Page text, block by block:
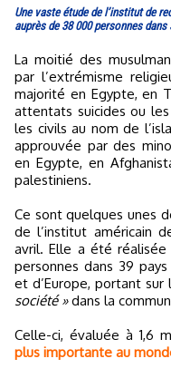
Une vaste étude de l’institut de
auprès de 38 000 personnes
La moitié des musulmans dans le monde sont préoccupés
par l’extrémisme
majorité en Egypte, en
attentats suicides ou
les civils au nom de
approuvée par des
en Egypte, en
palestiniens.
Ce sont quelques unes
de l’institut américain
avril. Elle a été
personnes dans 39
et d’Europe, portant
société »dans la
Celle-ci, évaluée à 1,6
plus importante au